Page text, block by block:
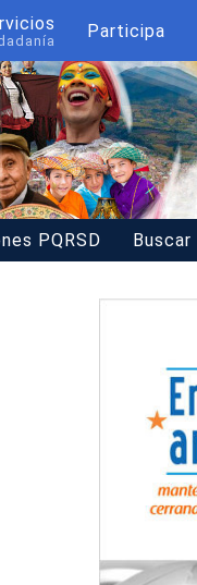
Participa
PQRSD Buscar